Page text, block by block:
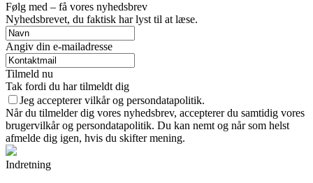
Følg med – få vores nyhedsbrev
Nyhedsbrevet, du faktisk har lyst til at læse.
Angiv din e-mailadresse
Tilmeld nu
Tak fordi du har tilmeldt dig
Jeg accepterer vilkår og persondatapolitik.
Når du tilmelder dig vores nyhedsbrev, accepterer du samtidig vores
brugervilkår og persondatapolitik. Du kan nemt og når som helst
afmelde dig igen, hvis du skifter mening.
Indretning